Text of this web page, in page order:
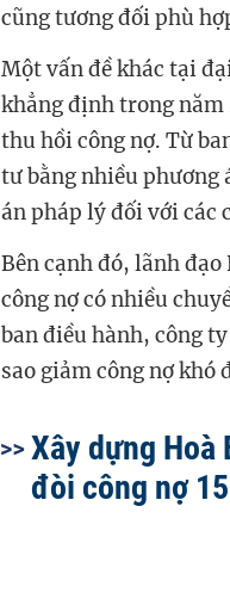
cũng tương đối phù
Một vấn đề khác tại
khẳng định trong năm
thu hồi công nợ. Từ
tư bằng nhiều phương
án pháp lý đối với các
Bên cạnh đó, lãnh
công nợ có nhiều
ban điều hành, công
sao giảm công nợ khó
Xây dựng Hoà
đòi công nợ